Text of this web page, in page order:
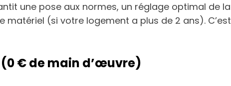
une pose aux normes, un réglage optimal de la
matériel (si votre logement a plus de 2 ans). C’est
€ de main d’œuvre)